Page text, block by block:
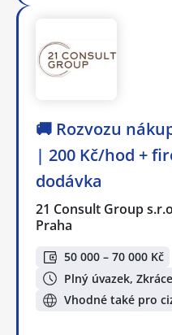
🚚 Rozvozu
| 200 Kč/hod +
dodávka
21 Consult Group
Praha
50 000 – 70 000 Kč
Plný úvazek,
Vhodné také pro